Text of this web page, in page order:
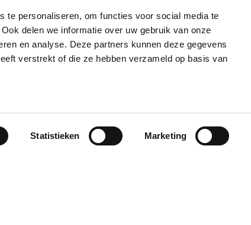
te personaliseren, om functies voor social media te
delen we informatie over uw gebruik van onze
en analyse. Deze partners kunnen deze gegevens
verstrekt of die ze hebben verzameld op basis van
Statistieken Marketing